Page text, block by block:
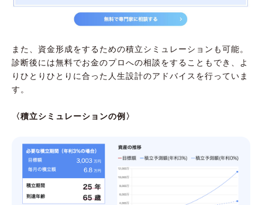
また、資金形成をするための積立シミュレーションも可能。
診断後には無料でお金のプロへの相談をすることもでき、よ
りひとりひとりに合った人生設計のアドバイスを行っていま
す。
〈積立シミュレーションの例〉